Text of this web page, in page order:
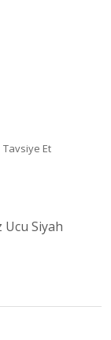
Tavsiye Et
Ucu Siyah